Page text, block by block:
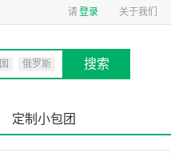
请登录 关于我们
俄罗斯 搜索
定制小包团